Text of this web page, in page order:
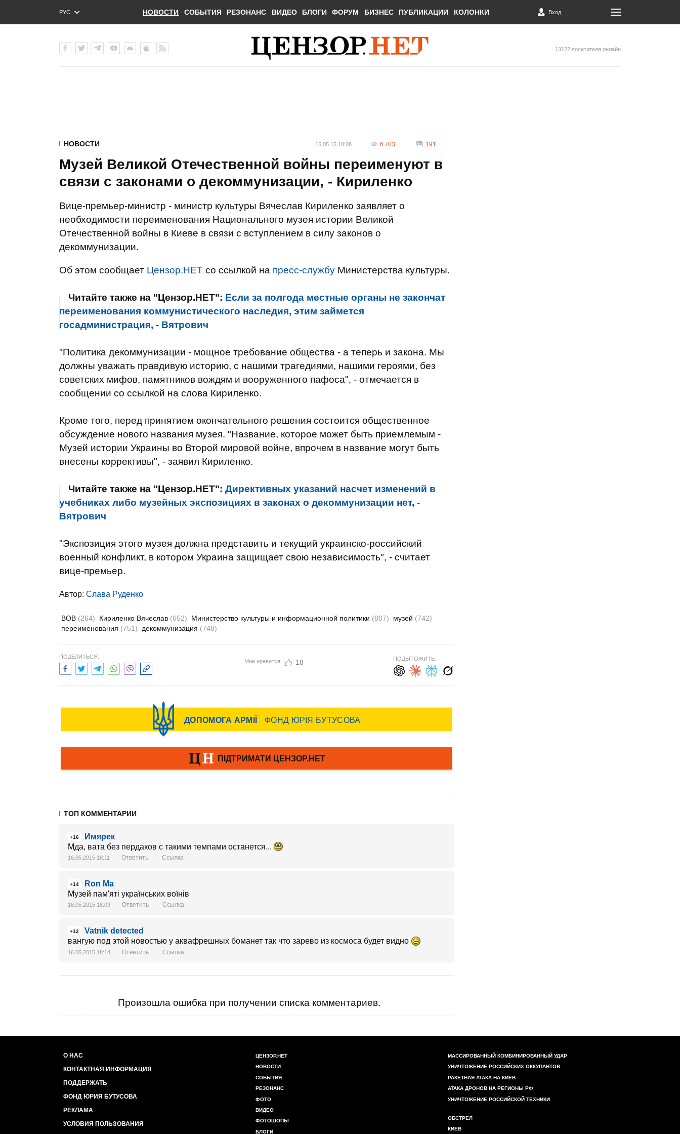
РУС
ENG
НОВОСТИ СОБЫТИЯ РЕЗОНАНС ВИДЕО БЛОГИ ФОРУМ БИЗНЕС ПУБЛИКАЦИИ КОЛОНКИ Вход
13122 посетителя онлайн
НОВОСТИ 16.05.15 18:08 6 703 191
Музей Великой Отечественной войны переименуют в
связи с законами о декоммунизации, - Кириленко
Вице-премьер-министр - министр культуры Вячеслав Кириленко заявляет о
необходимости переименования Национального музея истории Великой
Отечественной войны в Киеве в связи с вступлением в силу законов о
декоммунизации.
Об этом сообщает Цензор.НЕТ со ссылкой на пресс-службу Министерства культуры.
Читайте также на "Цензор.НЕТ": Если за полгода местные органы не закончат
переименования коммунистического наследия, этим займется
госадминистрация, - Вятрович
"Политика декоммунизации - мощное требование общества - а теперь и закона. Мы
должны уважать правдивую историю, с нашими трагедиями, нашими героями, без
советских мифов, памятников вождям и вооруженного пафоса", - отмечается в
сообщении со ссылкой на слова Кириленко.
Кроме того, перед принятием окончательного решения состоится общественное
обсуждение нового названия музея. "Название, которое может быть приемлемым -
Музей истории Украины во Второй мировой войне, впрочем в название могут быть
внесены коррективы", - заявил Кириленко.
Читайте также на "Цензор.НЕТ": Директивных указаний насчет изменений в
учебниках либо музейных экспозициях в законах о декоммунизации нет, -
Вятрович
"Экспозиция этого музея должна представить и текущий украинско-российский
военный конфликт, в котором Украина защищает свою независимость", - считает
вице-премьер.
Автор: Слава Руденко
ВОВ (264) Кириленко Вячеслав (652) Министерство культуры и информационной политики (807) музей (742)
переименования (751) декоммунизация (748)
ПОДЕЛИТЬСЯ:
Мне нравится 18 ПОДЫТОЖИТЬ:
ТОП КОММЕНТАРИИ
+16
Имярек
Мда, вата без пердаков с такими темпами останется...
16.05.2015 18:11 Ответить Ссылка
+14
Ron Ma
Музей пам'яті українських воїнів
16.05.2015 18:09 Ответить Ссылка
+12
Vatnik detected
вангую под этой новостью у аквафрешных боманет так что зарево из космоса будет видно
16.05.2015 18:14 Ответить Ссылка
Произошла ошибка при получении списка комментариев.
О НАС
КОНТАКТНАЯ ИНФОРМАЦИЯ
ПОДДЕРЖАТЬ
ФОНД ЮРИЯ БУТУСОВА
РЕКЛАМА
УСЛОВИЯ ПОЛЬЗОВАНИЯ
ЦЕНЗОР.НЕТ
НОВОСТИ
СОБЫТИЯ
РЕЗОНАНС
ФОТО
ВИДЕО
ФОТОШОПЫ
БЛОГИ
МАССИРОВАННЫЙ КОМБИНИРОВАННЫЙ УДАР
УНИЧТОЖЕНИЕ РОССИЙСКИХ ОККУПАНТОВ
РАКЕТНАЯ АТАКА НА КИЕВ
АТАКА ДРОНОВ НА РЕГИОНЫ РФ
УНИЧТОЖЕНИЕ РОССИЙСКОЙ ТЕХНИКИ
ОБСТРЕЛ
КИЕВ